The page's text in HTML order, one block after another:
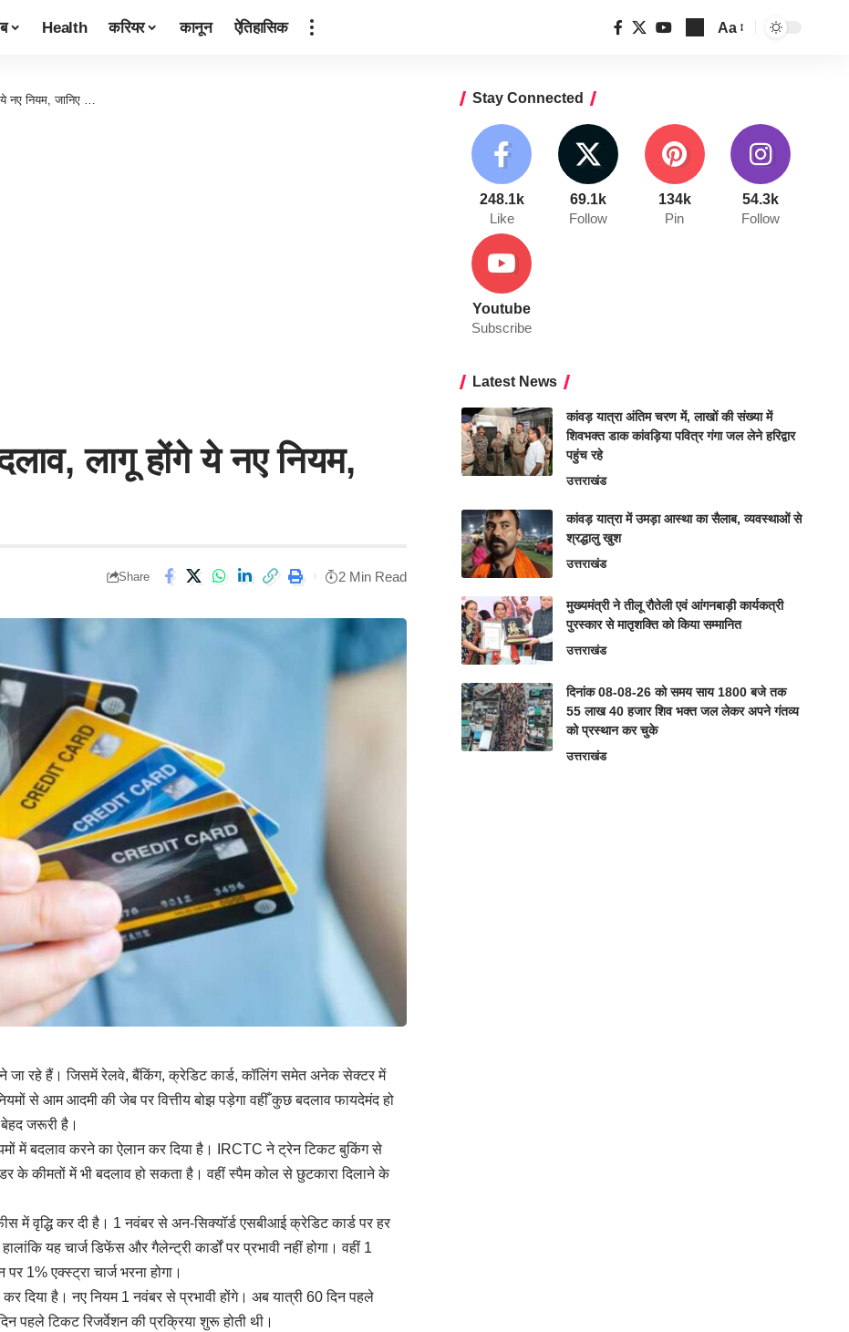
Health करियर कानून ऐतिहासिक Aa
नए नियम, जानिए …
लागू होंगे ये नए नियम,
Share 2 Min Read
जा रहे हैं। जिसमें रेलवे, बैंकिंग, क्रेडिट कार्ड, कॉलिंग समेत अनेक सेक्टर में
से आम आदमी की जेब पर वित्तीय बोझ पड़ेगा वहीँ कुछ बदलाव फायदेमंद हो
जरूरी है।
में बदलाव करने का ऐलान कर दिया है। IRCTC ने ट्रेन टिकट बुकिंग से
के कीमतों में भी बदलाव हो सकता है। वहीं स्पैम कोल से छुटकारा दिलाने के
में वृद्धि कर दी है। 1 नवंबर से अन-सिक्यॉर्ड एसबीआई क्रेडिट कार्ड पर हर
यह चार्ज डिफेंस और गैलेन्ट्री कार्डों पर प्रभावी नहीं होगा। वहीं 1
1% एक्स्ट्रा चार्ज भरना होगा।
दिया है। नए नियम 1 नवंबर से प्रभावी होंगे। अब यात्री 60 दिन पहले
पहले टिकट रिजर्वेशन की प्रक्रिया शुरू होती थी।
Stay Connected
248.1k
Like
69.1k
Follow
134k
Pin
54.3k
Follow
Youtube
Subscribe
Latest News
कांवड़ यात्रा अंतिम चरण में, लाखों की संख्या में
शिवभक्त डाक कांवड़िया पवित्र गंगा जल लेने हरिद्वार
पहुंच रहे
उत्तराखंड
कांवड़ यात्रा में उमड़ा आस्था का सैलाब, व्यवस्थाओं से
श्रद्धालु खुश
उत्तराखंड
मुख्यमंत्री ने तीलू रौतेली एवं आंगनबाड़ी कार्यकत्री
पुरस्कार से मातृशक्ति को किया सम्मानित
उत्तराखंड
दिनांक 08-08-26 को समय साय 1800 बजे तक
55 लाख 40 हजार शिव भक्त जल लेकर अपने गंतव्य
को प्रस्थान कर चुके
उत्तराखंड